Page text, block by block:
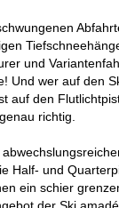
und
Und wer auf den
auf den
richtig.
Half- und
ein schier